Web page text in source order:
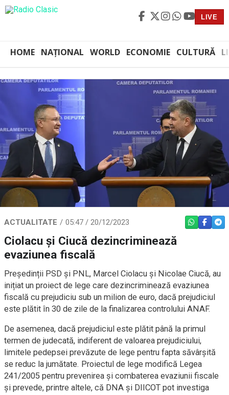
LIVE
HOME NAȚIONAL WORLD ECONOMIE CULTURĂ
ACTUALITATE 05:47 / 20/12/2023 WHATSAPP
Ciolacu și Ciucă dezincriminează
evaziunea fiscală
Președinții PSD și PNL, Marcel Ciolacu și Nicolae Ciucă, au
inițiat un proiect de lege care dezincriminează evaziunea
fiscală cu prejudiciu sub un milion de euro, dacă prejudiciul
este plătit în 30 de zile de la finalizarea controlului ANAF.
De asemenea, dacă prejudiciul este plătit până la primul
termen de judecată, indiferent de valoarea prejudiciului,
limitele pedepsei prevăzute de lege pentru fapta săvârșită
se reduc la jumătate. Proiectul de lege modifică Legea
241/2005 pentru prevenirea și combaterea evaziunii fiscale
și prevede, printre altele, că DNA și DIICOT pot investiga